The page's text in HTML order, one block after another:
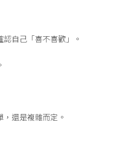
自己「喜不喜歡」。
還是複雜而定。